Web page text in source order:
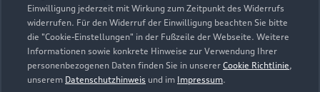
Einwilligung jederzeit mit Wirkung zum Zeitpunkt des Widerrufs
widerrufen. Für den Widerruf der Einwilligung beachten Sie bitte
die "Cookie-Einstellungen" in der Fußzeile der Webseite. Weitere
Informationen sowie konkrete Hinweise zur Verwendung Ihrer
personenbezogenen Daten finden Sie in unserer Cookie Richtlinie,
unserem Datenschutzhinweis und im Impressum.